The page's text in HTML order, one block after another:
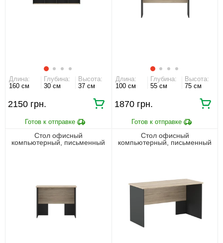
Длина:
160 см
Глубина:
30 см
Высота:
37 см
2150 грн.
Длина:
100 см
Глубина:
55 см
Высота:
75 см
1870 грн.
Стол офисный
компьютерный, письменный
Стол офисный
компьютерный, письменный